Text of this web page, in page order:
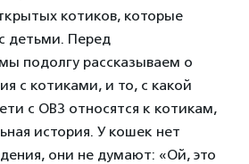
котиков, которые
детьми. Перед
подолгу рассказываем о
с котиками, и то, с какой
с ОВЗ относятся к котикам,
история. У кошек нет
они не думают: «Ой, это